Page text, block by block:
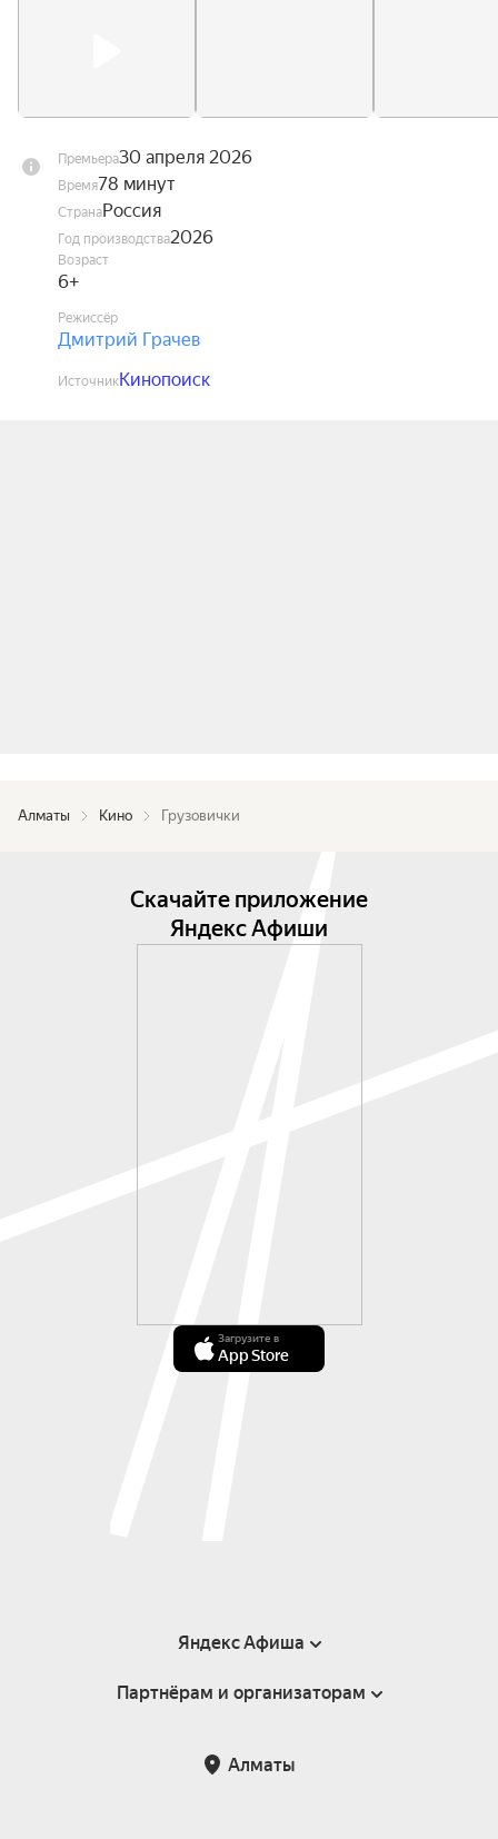
Премьера30 апреля 2026
Время78 минут
СтранаРоссия
Год производства2026
Возраст
6+
Режиссёр
Дмитрий Грачев
ИсточникКинопоиск
Алматы Кино Грузовички
Скачайте приложение
Яндекс Афиши
Загрузите в
App Store
Яндекс Афиша
Справка
Возврат билетов
Партнёрам и организаторам
Алматы